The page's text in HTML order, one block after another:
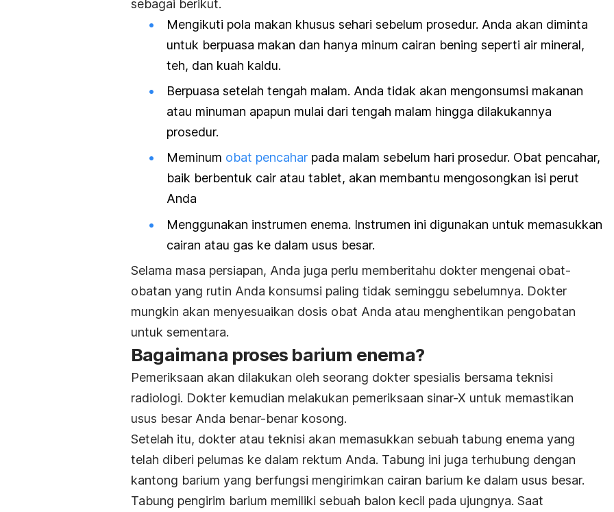
sebagai berikut.
Mengikuti pola makan khusus sehari sebelum prosedur. Anda akan diminta
untuk berpuasa makan dan hanya minum cairan bening seperti air mineral,
teh, dan kuah kaldu.
Berpuasa setelah tengah malam. Anda tidak akan mengonsumsi makanan
atau minuman apapun mulai dari tengah malam hingga dilakukannya
prosedur.
Meminum obat pencahar pada malam sebelum hari prosedur. Obat pencahar,
baik berbentuk cair atau tablet, akan membantu mengosongkan isi perut
Anda
Menggunakan instrumen enema. Instrumen ini digunakan untuk memasukkan
cairan atau gas ke dalam usus besar.
Selama masa persiapan, Anda juga perlu memberitahu dokter mengenai obat-
obatan yang rutin Anda konsumsi paling tidak seminggu sebelumnya. Dokter
mungkin akan menyesuaikan dosis obat Anda atau menghentikan pengobatan
untuk sementara.
Bagaimana proses barium enema?
Pemeriksaan akan dilakukan oleh seorang dokter spesialis bersama teknisi
radiologi. Dokter kemudian melakukan pemeriksaan sinar-X untuk memastikan
usus besar Anda benar-benar kosong.
Setelah itu, dokter atau teknisi akan memasukkan sebuah tabung enema yang
telah diberi pelumas ke dalam rektum Anda. Tabung ini juga terhubung dengan
kantong barium yang berfungsi mengirimkan cairan barium ke dalam usus besar.
Tabung pengirim barium memiliki sebuah balon kecil pada ujungnya. Saat